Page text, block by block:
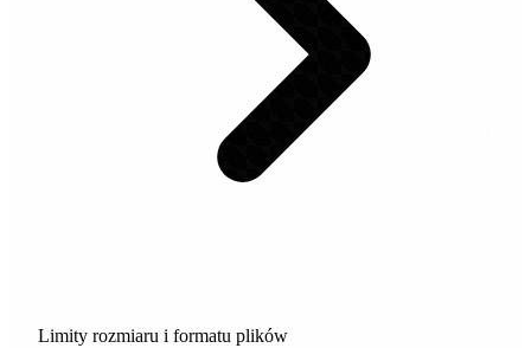
Limity rozmiaru i formatu plików